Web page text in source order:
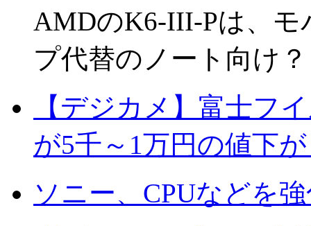
AMDのK6-III-Pは、
プ代替のノート向け？
【デジカメ】富士フ
が5千～1万円の値下
ソニー、CPUなどを